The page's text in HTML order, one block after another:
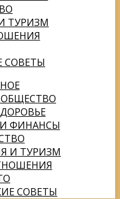
ТУРИЗМ
СОВЕТЫ
ОБЩЕСТВО
ФИНАНСЫ
И ТУРИЗМ
СОВЕТЫ